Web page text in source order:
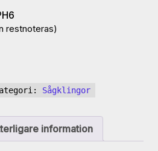
restnoteras)
Sågklingor
information